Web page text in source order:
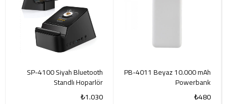
PB-4011 Beyaz 10.000 mAh
Powerbank
₺480
SP-4100 Siyah Bluetooth
Standlı Hoparlör
₺1.030